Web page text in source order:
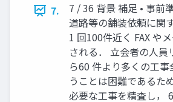
7.
7 / 36 背景 補足 • 事前
道路等の舗装依頼に関
1 回100件近く FAX や
される． 立会者の人員
ら60 件より多くの工
うことは困難であるた
必要な工事を精査し，